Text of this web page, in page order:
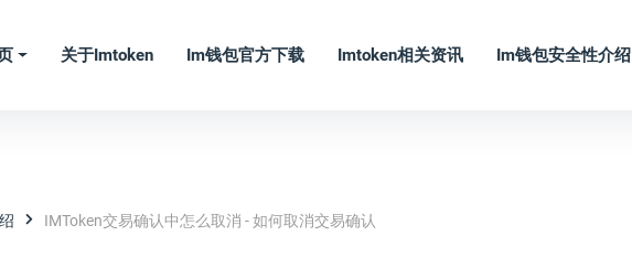
关于imtoken Im钱包官方下载 Imtoken相关资讯 Im钱包安全性介绍
IMToken交易确认中怎么取消 - 如何取消交易确认